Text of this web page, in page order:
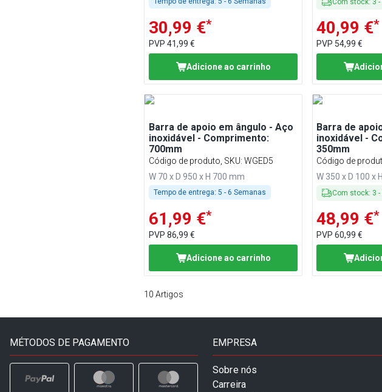
30,99 €*
PVP 41,99 €
Adicione ao carrinho
40,99 €*
PVP 54,99 €
Barra de apoio em ângulo - Aço
inoxidável - Comprimento:
700mm
Código de produto, SKU: WGED5
W 70 x D 950 x H 700 mm
Tempo de entrega: 5 - 6 Semanas
61,99 €*
PVP 86,99 €
Adicione ao carrinho
Barra de
inoxidável -
350mm
Código de
W 350 x D 100 x
Com stock: 3 -
48,99 €*
PVP60,99 €
10 Artigos
MÉTODOS DE PAGAMENTO EMPRESA
Sobre nós
Carreira